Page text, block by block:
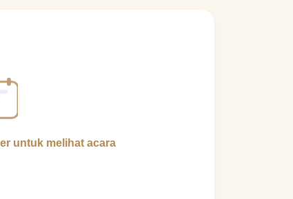
untuk melihat acara